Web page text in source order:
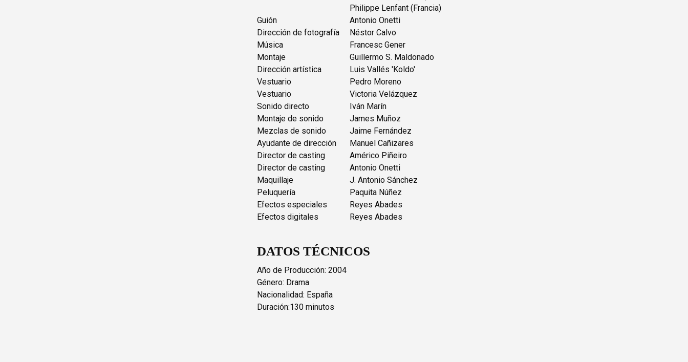
Philippe Lenfant (Francia)
Guión
Antonio Onetti
Dirección de fotografía
Néstor Calvo
Música
Francesc Gener
Montaje
Guillermo S. Maldonado
Dirección artística
Luis Vallés 'Koldo'
Vestuario
Pedro Moreno
Vestuario
Victoria Velázquez
Sonido directo
Iván Marín
Montaje de sonido
James Muñoz
Mezclas de sonido
Jaime Fernández
Ayudante de dirección
Manuel Cañizares
Director de casting
Américo Piñeiro
Director de casting
Antonio Onetti
Maquillaje
J. Antonio Sánchez
Peluquería
Paquita Núñez
Efectos especiales
Reyes Abades
Efectos digitales
Reyes Abades
DATOS TÉCNICOS
Año de Producción: 2004
Género: Drama
Nacionalidad: España
Duración:130 minutos